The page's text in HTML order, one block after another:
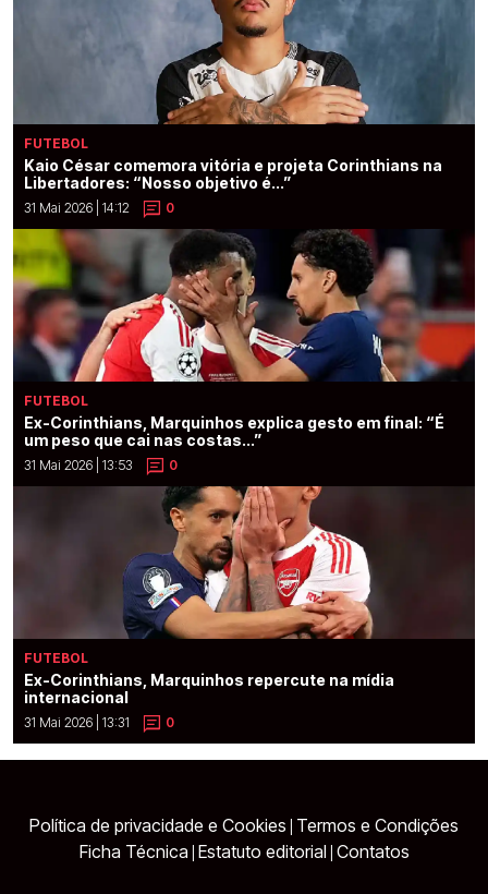
FUTEBOL
Kaio César comemora vitória e projeta Corinthians na
Libertadores: “Nosso objetivo é...”
31 Mai 2026 | 14:12 0
FUTEBOL
Ex-Corinthians, Marquinhos explica gesto em final: “É
um peso que cai nas costas...”
31 Mai 2026 | 13:53 0
FUTEBOL
Ex-Corinthians, Marquinhos repercute na mídia
internacional
31 Mai 2026 | 13:31 0
Política de privacidade e Cookies Termos e Condições
Ficha Técnica Estatuto editorial Contatos